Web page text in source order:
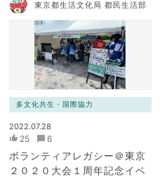
東京都生活文化局 都民生活部
多文化共生・国際協力
2022.07.28
25 6
ボランティアレガシー＠東京
２０２０大会１周年記念イベ